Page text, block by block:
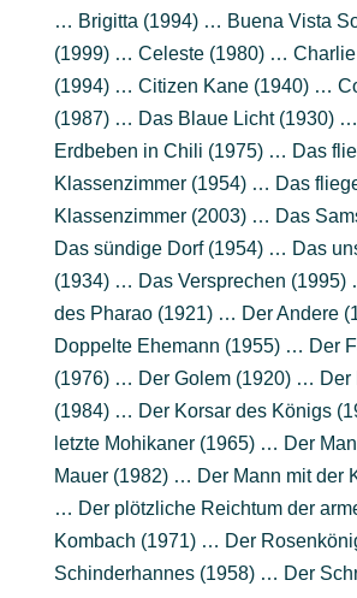
… Brigitta (1994) … Buena Vista
(1999) … Celeste (1980) …
(1994) … Citizen Kane (1940) …
(1987) … Das Blaue Licht (1930)
Erdbeben in Chili (1975) … Das
Klassenzimmer (1954) … Das
Klassenzimmer (2003) … Das
Das sündige Dorf (1954) … Das
(1934) … Das Versprechen (1995)
des Pharao (1921) … Der Andere
Doppelte Ehemann (1955) … Der
(1976) … Der Golem (1920) … Der
(1984) … Der Korsar des Königs
letzte Mohikaner (1965) … Der
Mauer (1982) … Der Mann mit der
… Der plötzliche Reichtum der
Kombach (1971) … Der
Schinderhannes (1958) … Der